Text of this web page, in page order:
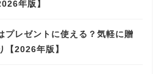
年版】
プレゼントに使える？気軽に贈
【2026年版】